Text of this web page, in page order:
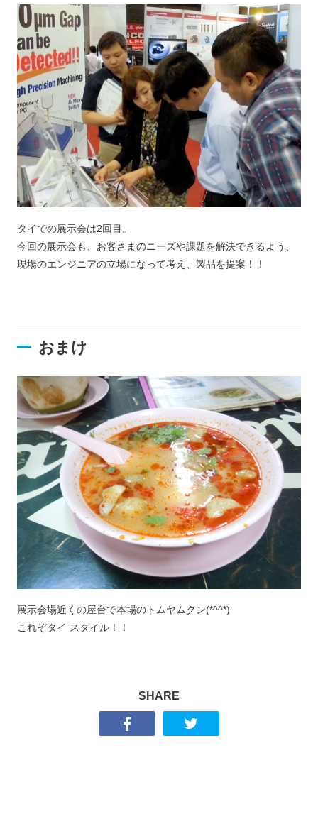
タイでの展示会は2回目。
今回の展示会も、お客さまのニーズや課題を解決できるよう、
現場のエンジニアの立場になって考え、製品を提案！！
おまけ
展示会場近くの屋台で本場のトムヤムクン(*^^*)
これぞタイ スタイル！！
SHARE